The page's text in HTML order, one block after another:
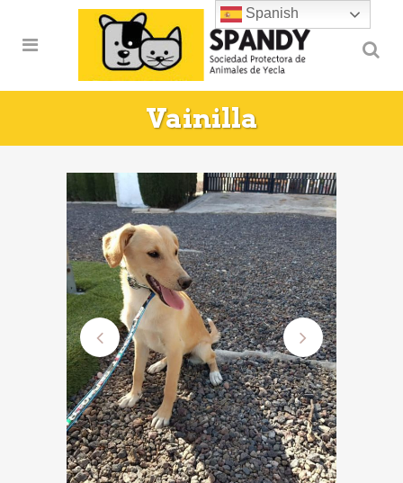
Vainilla
Spanish